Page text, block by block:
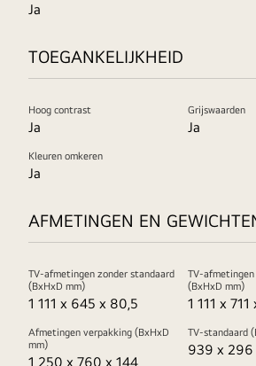
Ja
TOEGANKELIJKHEID
Hoog contrast
Ja
Grijswaarden
Ja
Kleuren omkeren
Ja
AFMETINGEN EN
TV-afmetingen zonder standaard
(BxHxD mm)
1 111 x 645 x 80,5
TV-
(BxHxD mm)
1 111 x
Afmetingen verpakking (BxHxD
mm)
1 250 x 760 x 144
TV-standaard
939 x 296